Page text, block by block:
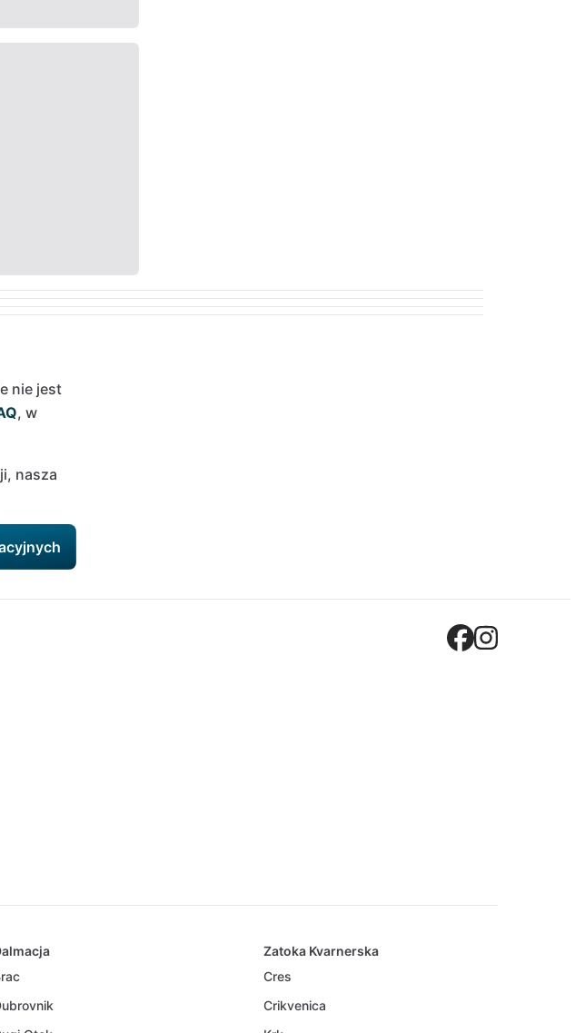
nie jest
, w
nasza
Zatoka Kvarnerska
Cres
Crikvenica